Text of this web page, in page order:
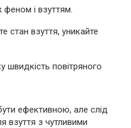
феном і взуттям.
стан взуття, уникайте
швидкість повітряного
ефективною, але слід
взуття з чутливими